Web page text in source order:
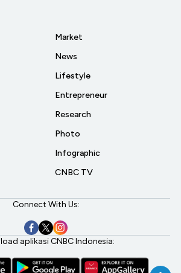
Market
News
Lifestyle
Entrepreneur
Research
Photo
Infographic
CNBC TV
Connect With Us:
aplikasi CNBC Indonesia: